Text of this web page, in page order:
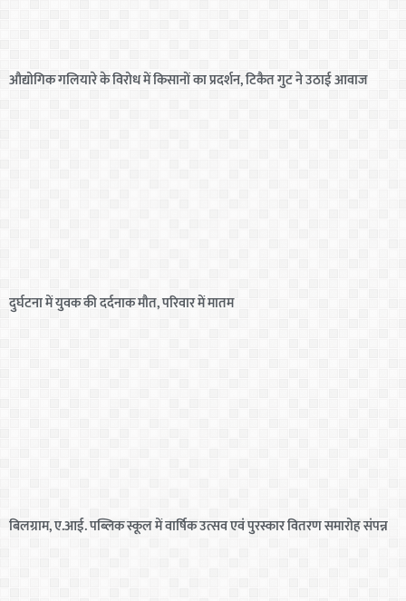
औद्योगिक गलियारे के विरोध में किसानों का प्रदर्शन, टिकैत गुट ने उठाई आवाज
दुर्घटना में युवक की दर्दनाक मौत, परिवार में मातम
बिलग्राम, ए.आई. पब्लिक स्कूल में वार्षिक उत्सव एवं पुरस्कार वितरण समारोह संपन्न